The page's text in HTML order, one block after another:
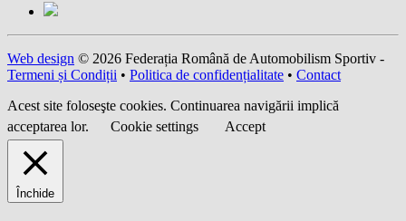
Web design © 2026 Federația Română de Automobilism Sportiv -
Termeni și Condiții • Politica de confidențialitate • Contact
Acest site foloseşte cookies. Continuarea navigării implică
acceptarea lor.
Cookie settings Accept
Închide